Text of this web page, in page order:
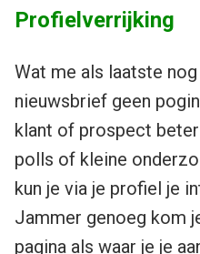
Profielverrijking
Wat me als laatste
nieuwsbrief geen
klant of prospect beter
polls of kleine
kun je via je profiel je
Jammer genoeg kom
pagina als waar je je